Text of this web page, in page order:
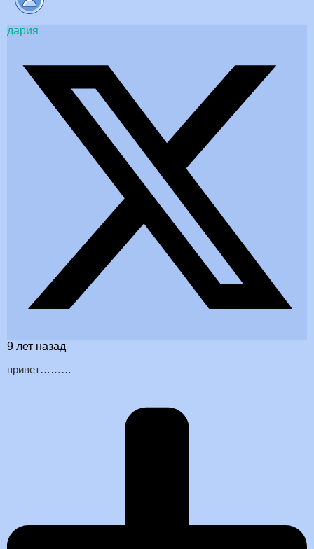
дария
9 лет назад
привет………